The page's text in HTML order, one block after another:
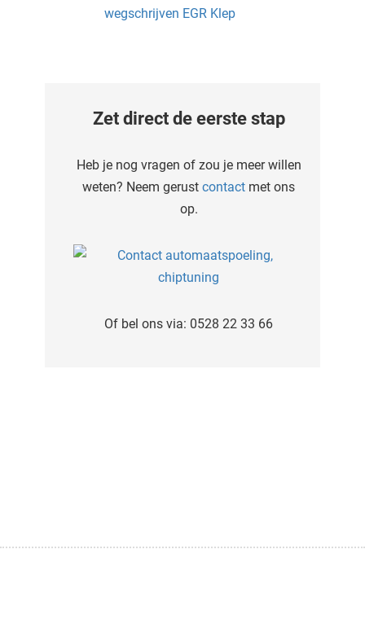
wegschrijven EGR Klep
Zet direct de eerste stap
Heb je nog vragen of zou je meer willen
weten? Neem gerust contact met ons
op.
Of bel ons via: 0528 22 33 66